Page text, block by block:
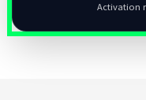
Activation